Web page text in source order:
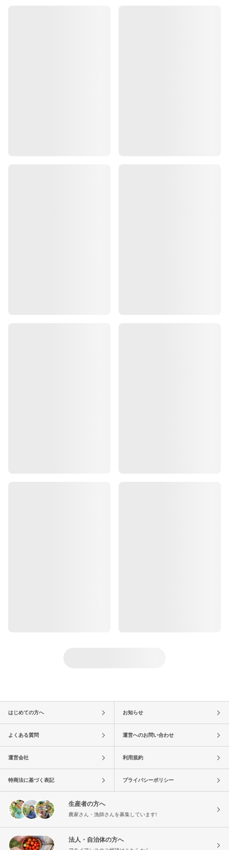
はじめての方へ お知らせ
よくある質問 運営へのお問い合わせ
運営会社 利用規約
特商法に基づく表記 プライバシーポリシー
生産者の方へ
農家さん・漁師さんを募集しています!
法人・自治体の方へ